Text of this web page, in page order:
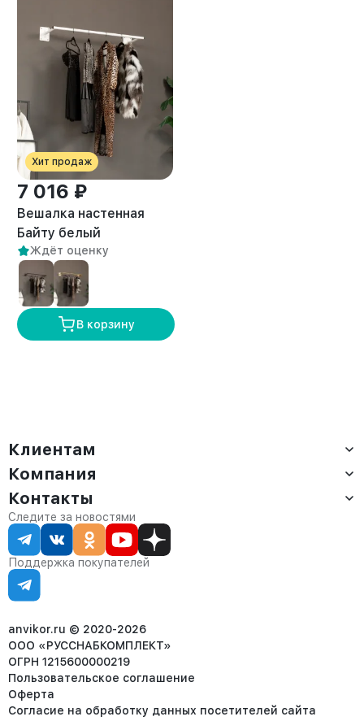
Хит продаж
7 016 ₽
Вешалка настенная
Байту белый
Ждёт оценку
В корзину
Клиентам
Доставка
Оплата
Сервис
Статус заказа
Статьи
Компания
О компании
Контакты
Партнёрам
Контакты
Отдел продаж:
8 (800) 234-22-62
corp@anvikor.ru
Ежедневно, с 7:00-19:00 (МСК)
Отдел рекламации:
8 (953) 455-25-61
Следите за новостями
Поддержка покупателей
anvikor.ru © 2020-2026
ООО «РУССНАБКОМПЛЕКТ»
ОГРН 1215600000219
Пользовательское соглашение
Оферта
Согласие на обработку данных посетителей сайта